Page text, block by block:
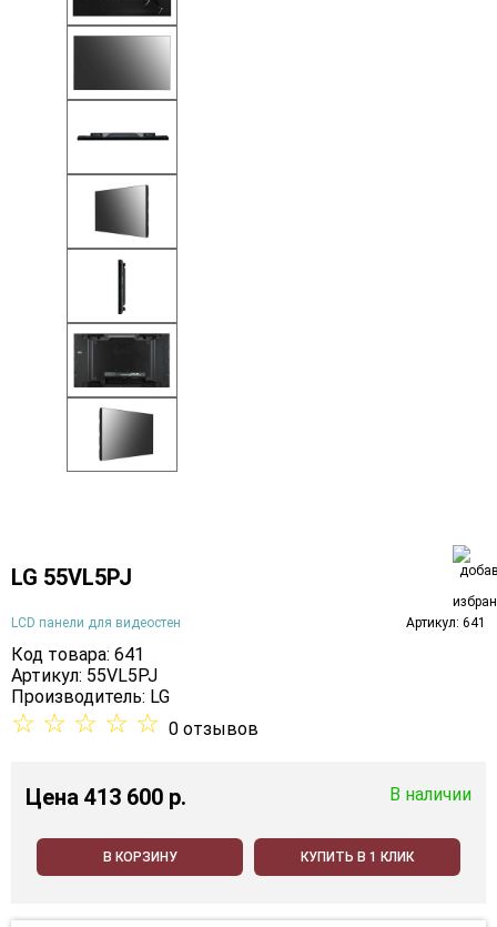
LG 55VL5PJ
LCD панели для видеостен Артикул: 641
Код товара: 641
Артикул: 55VL5PJ
Производитель: LG
☆ ☆ ☆ ☆ ☆ 0 отзывов
Цена 413 600 p. В наличии
В КОРЗИНУ КУПИТЬ В 1 КЛИК